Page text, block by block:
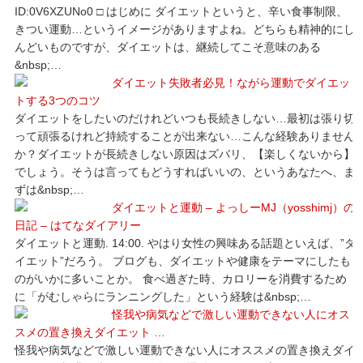
ID:0V6XZUNo0 □ はじめに ダイエットというと、辛い食事制限、
きつい運動…というイメージがありますよね。どちらも精神的にし
んどいものですが、ダイエットは、継続してこそ意味のある
&nbsp;…
ダイエット失敗者必見！ながら運動でダイエッ
トする3つのコツ
ダイエットをしたいのだけれどいつも長続きしない…最初は張り切
って頑張るけれど持続することが出来ない…こんな経験ありません
か？ダイエットが長続きしない原因はズバリ、【楽しくないから】
でしょう。そうは言ってもどうすればいいの、というあなたへ、ま
ずは&nbsp;…
ダイエットと運動 – よっしーMJ（yosshimj）の
日記 – はてなダイアリー
ダイエットと運動. 14:00. やはり女性の興味ある話題といえば、”ダ
イエット”だろう。 ブログも、ダイエットや健康をテーマにしたも
のがいかに多いことか。 食べ過ぎた時、カロリーを消費するため
に「がむしゃらにランニングした」という経験は&nbsp;…
怪我や病気などで激しい運動できない人にオス
スメの置き換えダイエット …
怪我や病気などで激しい運動できない人にオススメの置き換えダイ